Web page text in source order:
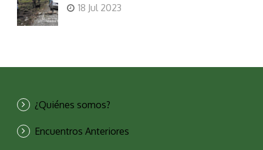
18 Jul 2023
¿Quiénes somos?
Encuentros Anteriores